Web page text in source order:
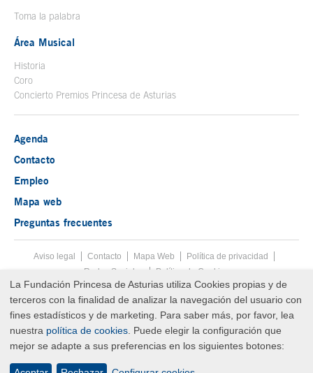
Toma la palabra
Área Musical
Historia
Coro
Concierto Premios Princesa de Asturias
Agenda
Contacto
Empleo
Mapa web
Preguntas frecuentes
Menú pie
Aviso legal Tecla de acceso 8
Contacto Mapa Web
Política de privacidad
Redes Sociales
Política de Cookies
Fin menú pie
© Copyright Thu Aug 06 20:52:30 UTC 2026 Fundación Princesa de
Asturias
La Fundación Princesa de Asturias utiliza Cookies propias y de
terceros con la finalidad de analizar la navegación del usuario con
fines estadísticos y de marketing. Para saber más, por favor, lea
nuestra política de cookies . Puede elegir la configuración que
mejor se adapte a sus preferencias en los siguientes botones: